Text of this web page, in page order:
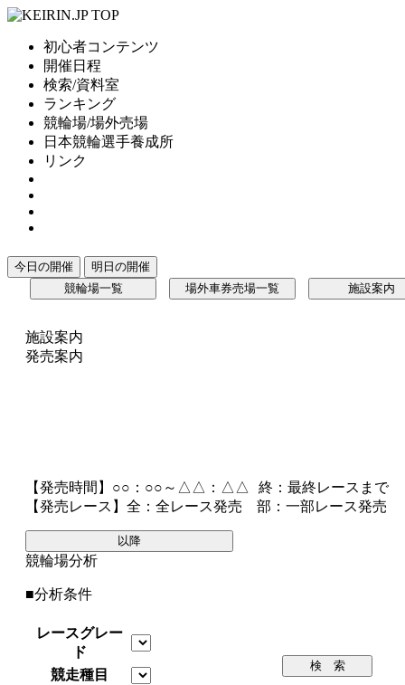
初心者コンテンツ
開催日程
検索/資料室
ランキング
競輪場/場外売場
日本競輪選手養成所
リンク
今日の開催
明日の開催
競輪場一覧
場外車券売場一覧 施設案内
施設案内
発売案内
【発売時間】 ○○：○○～△△：△△ 終 ：最終レースまで
【発売レース】 全 ：全レース発売 部 ：一部レース発売
以降
競輪場分析
■分析条件
レースグレー
ド
検 索
競走種目